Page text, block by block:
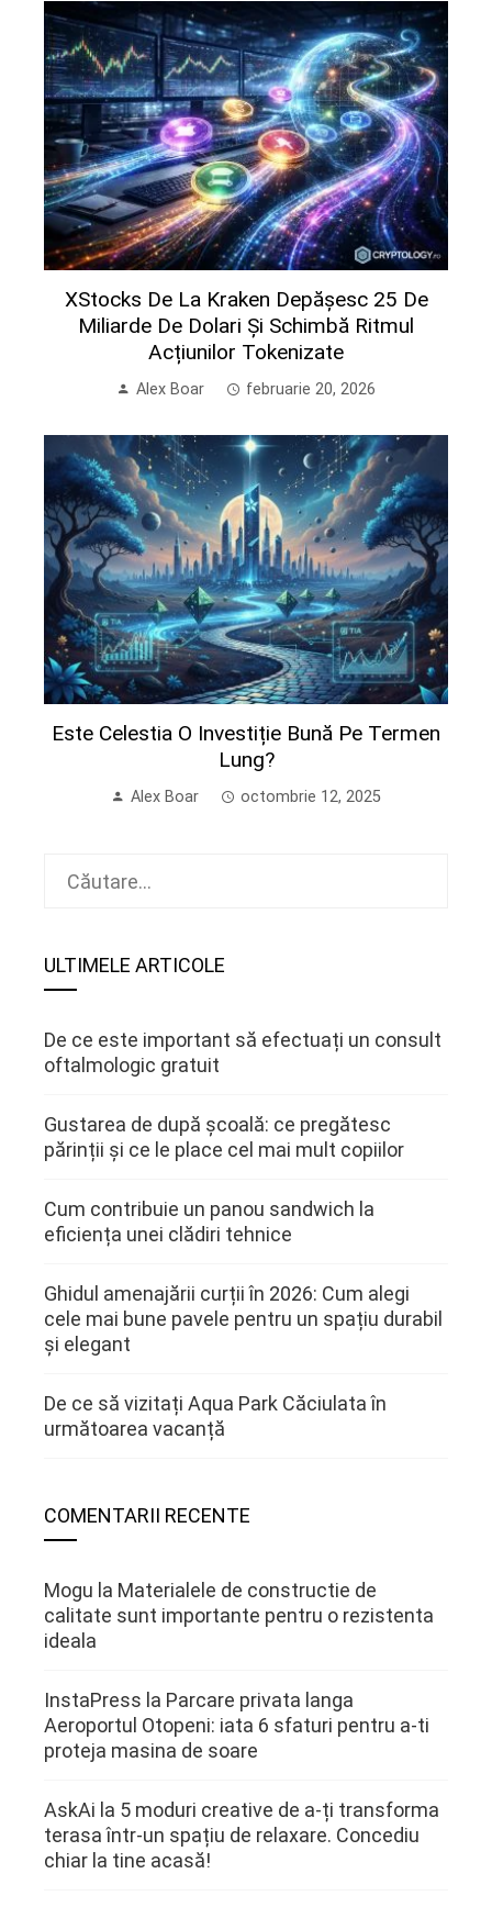
XStocks De La Kraken Depășesc 25 De
Miliarde De Dolari Și Schimbă Ritmul
Acțiunilor Tokenizate
Alex Boar februarie 20, 2026
Este Celestia O Investiție Bună Pe Termen
Lung?
Alex Boar octombrie 12, 2025
Caută
ULTIMELE ARTICOLE
De ce este important să efectuați un consult
oftalmologic gratuit
Gustarea de după școală: ce pregătesc
părinții și ce le place cel mai mult copiilor
Cum contribuie un panou sandwich la
eficiența unei clădiri tehnice
Ghidul amenajării curții în 2026: Cum alegi
cele mai bune pavele pentru un spațiu durabil
și elegant
De ce să vizitați Aqua Park Căciulata în
următoarea vacanță
COMENTARII RECENTE
Mogu la Materialele de constructie de
calitate sunt importante pentru o rezistenta
ideala
InstaPress la Parcare privata langa
Aeroportul Otopeni: iata 6 sfaturi pentru a-ti
proteja masina de soare
AskAi la 5 moduri creative de a-ți transforma
terasa într-un spațiu de relaxare. Concediu
chiar la tine acasă!